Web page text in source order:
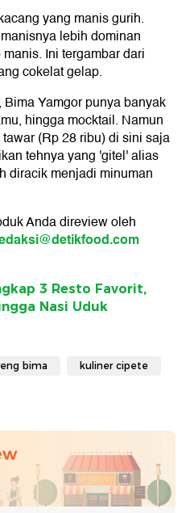
yang manis gurih.
lebih dominan
Ini tergambar dari
cokelat gelap.
Yamgor punya banyak
hingga mocktail. Namun
(Rp 28 ribu) di sini saja
tehnya yang 'gitel' alias
diracik menjadi minuman
Anda direview oleh
3 Resto Favorit,
Nasi Uduk
bima kuliner cipete